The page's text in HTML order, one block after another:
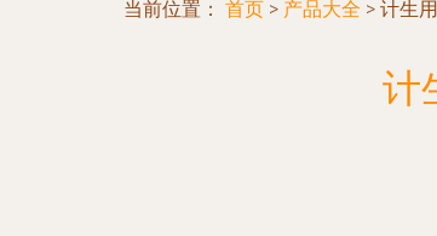
当前位置： 首页 > 产品大全 > 计生
计